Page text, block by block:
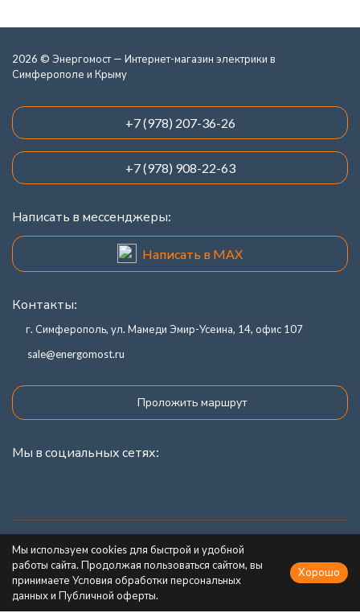
2026 © Энергомост — Интернет-магазин электрики в
Симферополе и Крыму
+7 (978) 207-36-26
+7 (978) 908-22-63
Написать в мессенджеры:
Написать в MAX
Контакты:
г. Симферополь, ул. Мамеди Эмир-Усеина, 14, офис 107
sale@energomost.ru
Проложить маршрут
Мы в социальных сетях:
Каталог товаров
Информация
Мы используем cookies для быстрой и удобной
работы сайта. Продолжая пользоваться сайтом, вы
принимаете Условия обработки персональных
данных и Публичной оферты.
Хорошо